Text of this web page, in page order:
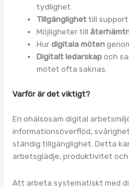
tydlighet.
Tillgänglighettill support
Möjligheter till
Hurdigitala möten
Digitalt ledarskapoch
mötet ofta saknas.
Varför är det viktigt?
En ohälsosam digital
informationsöverflöd,
ständig tillgänglighet. Detta
arbetsglädje, produktivitet och
Att arbeta systematiskt med